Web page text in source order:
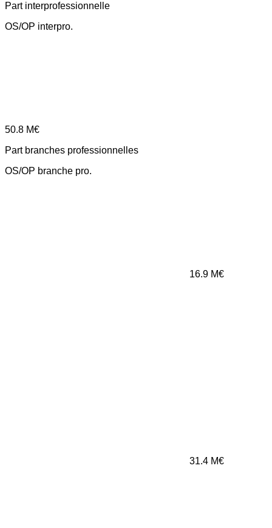
Part interprofessionnelle
OS/OP interpro.
50.8 M€
Part branches professionnelles
OS/OP branche pro.
16.9 M€
31.4 M€